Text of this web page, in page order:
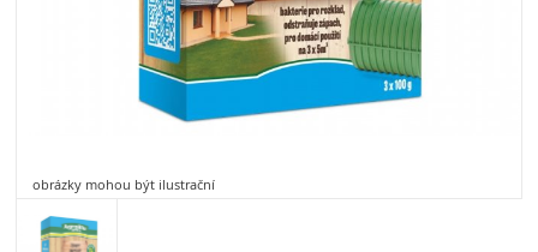
obrázky mohou být ilustrační